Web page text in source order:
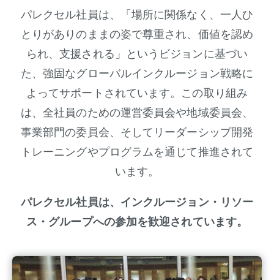
パレクセル社員は、「場所に関係なく、一人ひ
とりがありのままの姿で尊重され、価値を認め
られ、支援される」というビジョンに基づい
た、強固なグローバルインクルージョン戦略に
よってサポートされています。この取り組み
は、全社員のための運営委員会や地域委員会、
事業部門の委員会、そしてリーダーシップ開発
トレーニングやプログラムを通じて推進されて
います。
パレクセル社員は、インクルージョン・リソー
ス・グループへの参加を歓迎されています。